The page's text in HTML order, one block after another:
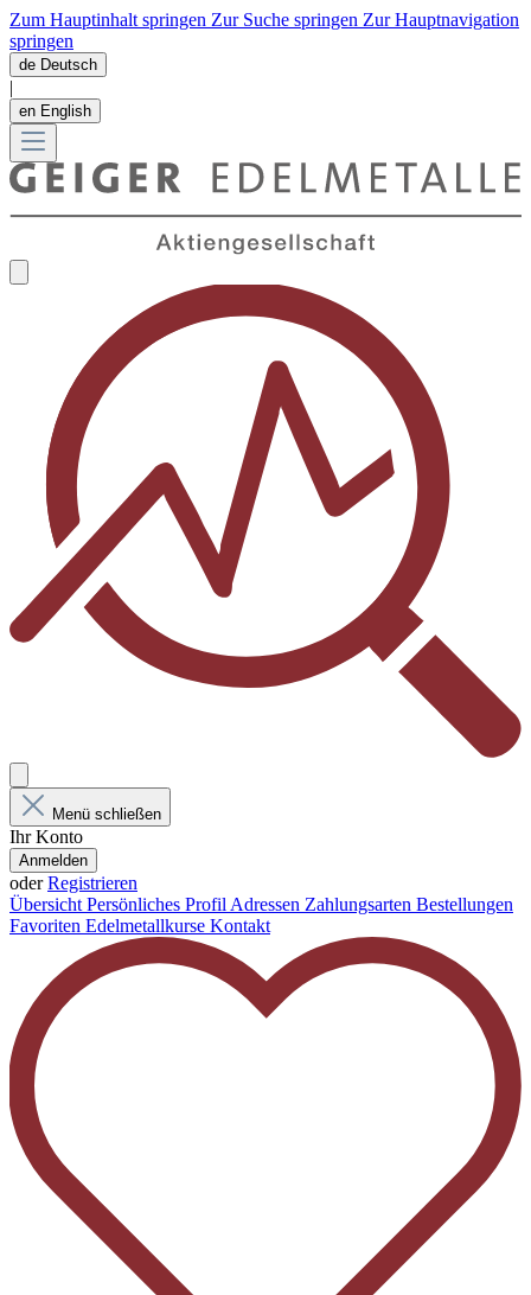
Zum Hauptinhalt springen Zur Suche springen Zur Hauptnavigation
springen
de Deutsch
|
en English
Menü schließen
Ihr Konto
Anmelden
oderRegistrieren
ÜbersichtPersönliches ProfilAdressen Zahlungsarten Bestellungen
Favoriten Edelmetallkurse Kontakt